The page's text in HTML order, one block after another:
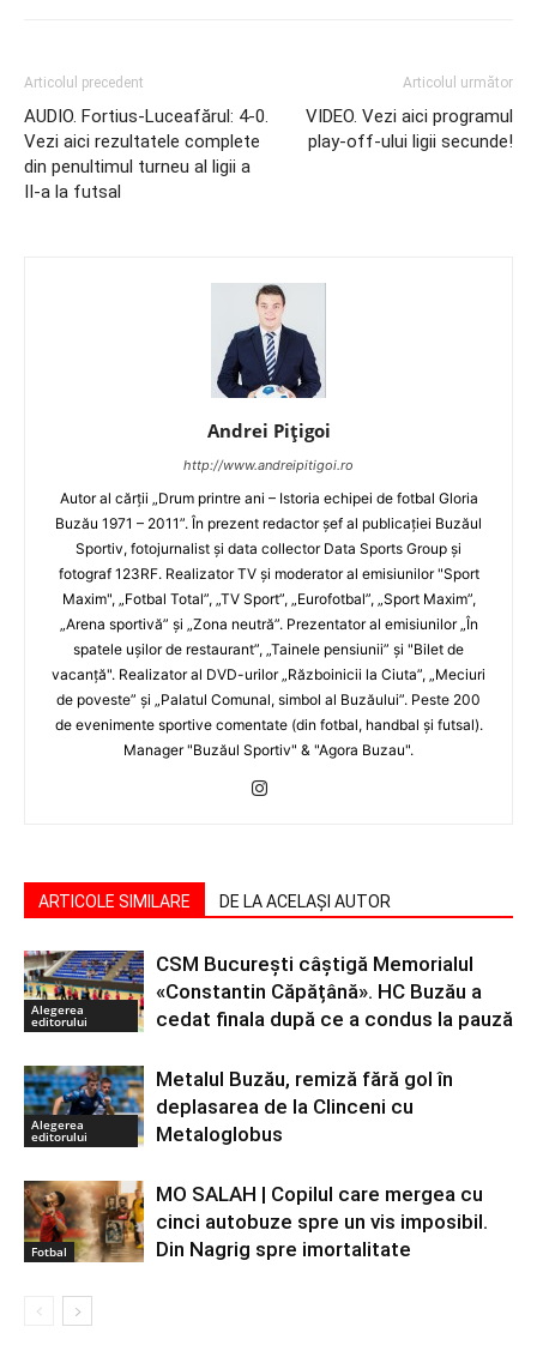
Articolul precedent
AUDIO. Fortius-Luceafărul: 4-0.
Vezi aici rezultatele complete
din penultimul turneu al ligii a
II-a la futsal
Articolul următor
VIDEO. Vezi aici programul
play-off-ului ligii secunde!
Andrei Pițigoi
http://www.andreipitigoi.ro
Autor al cărţii „Drum printre ani – Istoria echipei de fotbal Gloria
Buzău 1971 – 2011”. În prezent redactor şef al publicaţiei Buzăul
Sportiv, fotojurnalist şi data collector Data Sports Group şi
fotograf 123RF. Realizator TV şi moderator al emisiunilor "Sport
Maxim", „Fotbal Total”, „TV Sport”, „Eurofotbal”, „Sport Maxim”,
„Arena sportivă” şi „Zona neutră”. Prezentator al emisiunilor „În
spatele uşilor de restaurant”, „Tainele pensiunii” şi "Bilet de
vacanţă". Realizator al DVD-urilor „Războinicii la Ciuta”, „Meciuri
de poveste” şi „Palatul Comunal, simbol al Buzăului”. Peste 200
de evenimente sportive comentate (din fotbal, handbal şi futsal).
Manager "Buzăul Sportiv" & "Agora Buzau".
ARTICOLE SIMILARE DE LA ACELAȘI AUTOR
Alegerea
editorului
CSM București câștigă Memorialul
«Constantin Căpățână». HC Buzău a
cedat finala după ce a condus la pauză
Alegerea
editorului
Metalul Buzău, remiză fără gol în
deplasarea de la Clinceni cu
Metaloglobus
Fotbal
MO SALAH | Copilul care mergea cu
cinci autobuze spre un vis imposibil.
Din Nagrig spre imortalitate